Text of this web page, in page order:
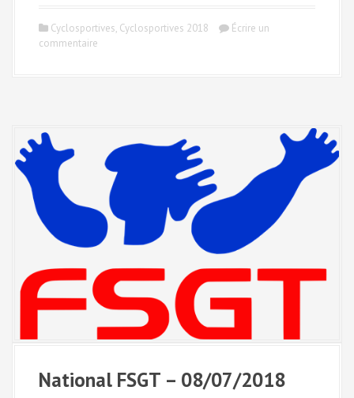
Cyclosportives, Cyclosportives 2018
Écrire un
commentaire
National FSGT – 08/07/2018